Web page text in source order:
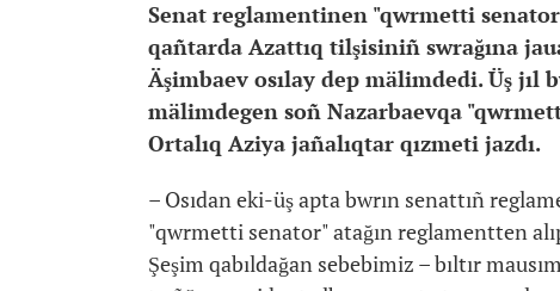
Senat reglamentinen "qwrmetti
qañtarda Azattıq tilşisiniñ swrağına
Äşimbaev osılay dep mälimdedi. Üş jıl
mälimdegen soñ Nazarbaevqa
Ortalıq Aziya jañalıqtar qızmeti jazdı.
– Osıdan eki-üş apta bwrın senattıñ
"qwrmetti senator" atağın reglamentten
Şeşim qabıldağan sebebimiz – bıltır